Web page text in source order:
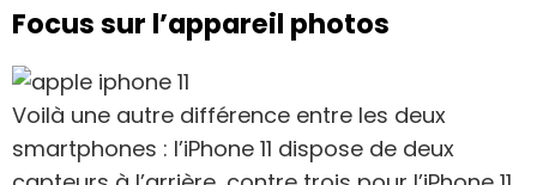
Focus sur l’appareil photos
Voilà une autre différence entre les deux
smartphones : l’iPhone 11 dispose de deux